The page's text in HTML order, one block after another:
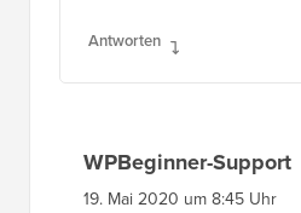
Antworten
WPBeginner-Support
19. Mai 2020 um 8:45 Uhr